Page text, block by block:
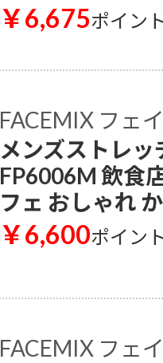
￥6,675ポイン
FACEMIX フェ
メンズストレ
FP6006M 飲食
フェ おしゃれ
￥6,600ポイン
FACEMIX フェ